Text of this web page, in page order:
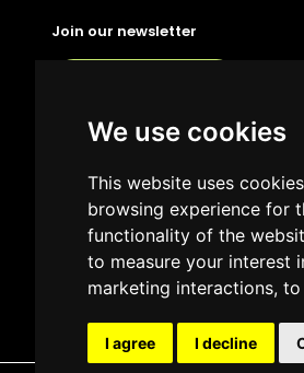
We use cookies
This website uses
browsing experience for
functionality of the
to measure your interest
marketing interactions, to
I agree I decline
Join our newsletter